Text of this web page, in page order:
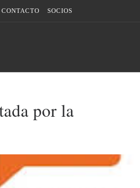
CONTACTO SOCIOS
por la